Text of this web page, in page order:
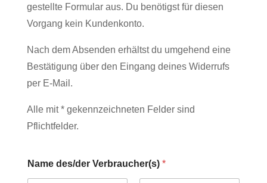
gestellte Formular aus. Du benötigst für diesen
Vorgang kein Kundenkonto.
Nach dem Absenden erhältst du umgehend eine
Bestätigung über den Eingang deines Widerrufs
per E-Mail.
Alle mit * gekennzeichneten Felder sind
Pflichtfelder.
Name des/der Verbraucher(s) *